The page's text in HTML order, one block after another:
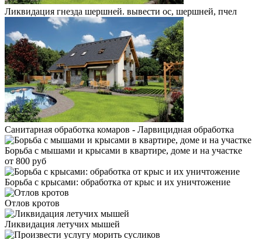
Ликвидация гнезда шершней. вывести ос, шершней, пчел
Санитарная обработка комаров - Ларвицидная обработка
Борьба с мышами и крысами в квартире, доме и на участке
от 800 руб
Борьба с крысами: обработка от крыс и их уничтожение
Отлов кротов
Ликвидация летучих мышей